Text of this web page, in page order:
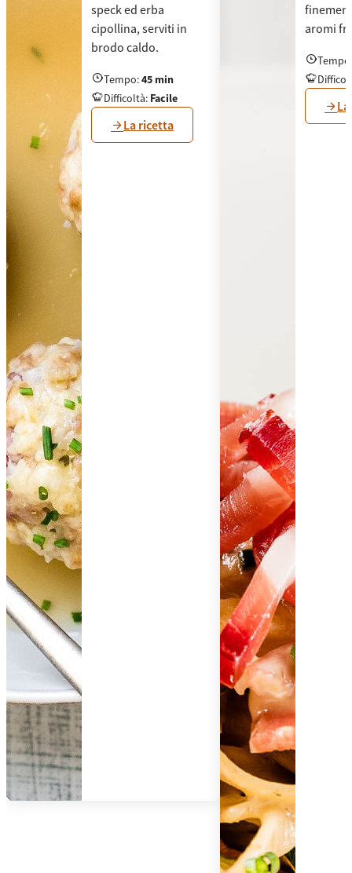
speck ed erba
cipollina, serviti in
brodo caldo.
Canederli allo speck originali dell’Alto Adige:
Tempo:45 min
Difficoltà: Facile
La ricetta
aromi
Tempo